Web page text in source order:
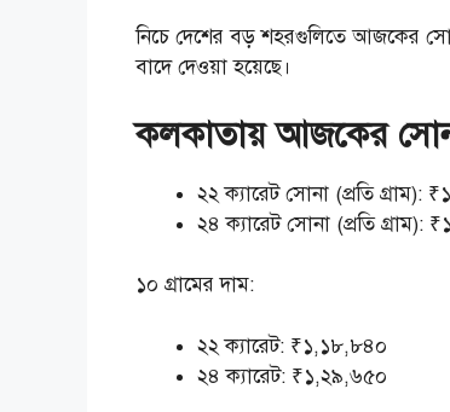
নিচে দেশের বড় শহরগুলিতে আজকের
বাদে দেওয়া হয়েছে।
কলকাতায় আজকের
২২ ক্যারেট সোনা (প্রতি
২৪ ক্যারেট সোনা (প্রতি
১০ গ্রামের দাম:
২২ ক্যারেট: ₹১,১৮,৮৪০
২৪ ক্যারেট: ₹১,২৯,৬৫০